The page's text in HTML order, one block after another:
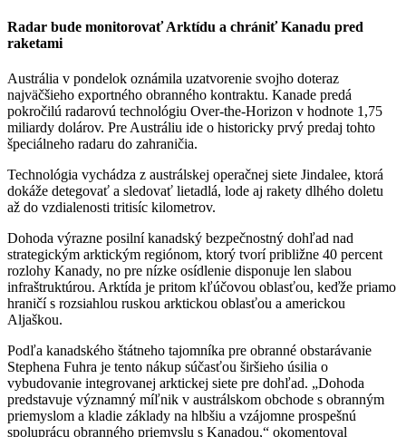
Radar bude monitorovať Arktídu a chrániť Kanadu pred
raketami
Austrália v pondelok oznámila uzatvorenie svojho doteraz
najväčšieho exportného obranného kontraktu. Kanade predá
pokročilú radarovú technológiu Over-the-Horizon v hodnote 1,75
miliardy dolárov. Pre Austráliu ide o historicky prvý predaj tohto
špeciálneho radaru do zahraničia.
Technológia vychádza z austrálskej operačnej siete Jindalee, ktorá
dokáže detegovať a sledovať lietadlá, lode aj rakety dlhého doletu
až do vzdialenosti tritisíc kilometrov.
Dohoda výrazne posilní kanadský bezpečnostný dohľad nad
strategickým arktickým regiónom, ktorý tvorí približne 40 percent
rozlohy Kanady, no pre nízke osídlenie disponuje len slabou
infraštruktúrou. Arktída je pritom kľúčovou oblasťou, keďže priamo
hraničí s rozsiahlou ruskou arktickou oblasťou a americkou
Aljaškou.
Podľa kanadského štátneho tajomníka pre obranné obstarávanie
Stephena Fuhra je tento nákup súčasťou širšieho úsilia o
vybudovanie integrovanej arktickej siete pre dohľad. „Dohoda
predstavuje významný míľnik v austrálskom obchode s obranným
priemyslom a kladie základy na hlbšiu a vzájomne prospešnú
spoluprácu obranného priemyslu s Kanadou,“ okomentoval